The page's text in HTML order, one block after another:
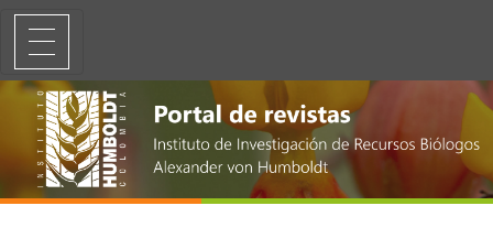
Vol. 21 Núm. 1 (2020)